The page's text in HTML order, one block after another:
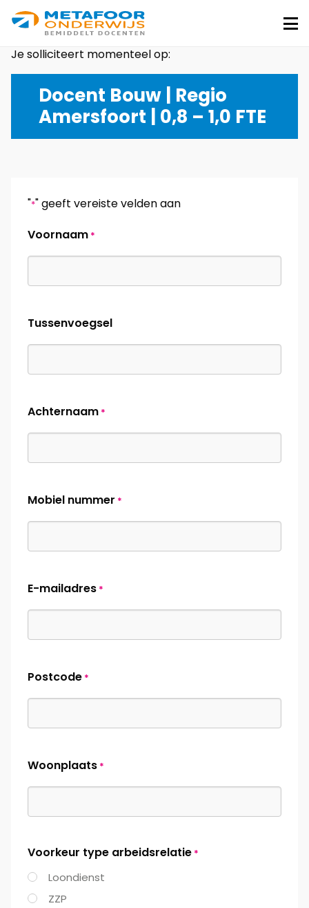
Metafoor
Onderwijs
Je solliciteert momenteel op:
Docent Bouw | Regio
Amersfoort | 0,8 – 1,0 FTE
"*" geeft vereiste velden aan
Voornaam *
Tussenvoegsel
Achternaam *
Mobiel nummer *
E-mailadres *
Postcode *
Woonplaats *
Voorkeur type arbeidsrelatie *
Loondienst
ZZP